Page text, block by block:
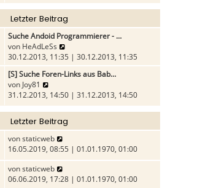
a
i
t
r
a
g
r
e
i
t
r
a
g
s
r
e
i
t
a
g
Letzter Beitrag
Suche Andoid Programmierer - …
von HeAdLeSs
e
u
e
t
e
r
B
i
t
a
30.12.2013, 11:35 | 30.12.2013, 11:35
[S] Suche Foren-Links aus Bab…
vonJoy81
e
u
s
t
e
r
B
e
31.12.2013, 14:50 | 31.12.2013, 14:50
Letzter Beitrag
vonstaticweb
e
u
s
16.05.2019, 08:55 | 01.01.1970, 01:00
vonstaticweb
e
06.06.2019, 17:28 | 01.01.1970, 01:00